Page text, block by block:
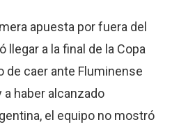
apuesta por fuera del
llegar a la final de la Copa
de caer ante Fluminense
a haber alcanzado
el equipo no mostró